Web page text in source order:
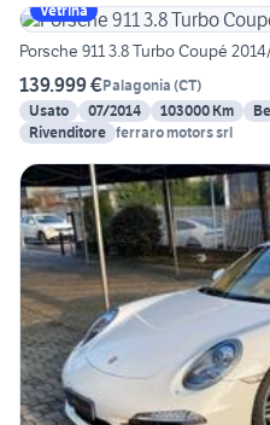
Vetrina
Porsche 911 3.8 Turbo Coupé
139.999 €Palagonia (CT)
Usato
07/2014 103000 Km
Rivenditore ferraro motors srl